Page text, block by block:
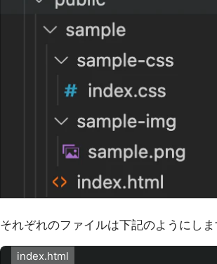
それぞれのファイルは下記のようにしま
index.html